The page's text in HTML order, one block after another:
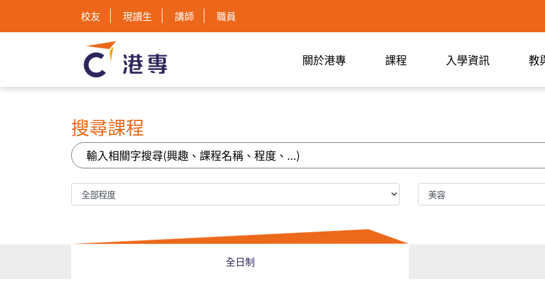
校友 現讀生 講師 職員
關於港專 課程 入學資訊 教
搜尋課程
全日制